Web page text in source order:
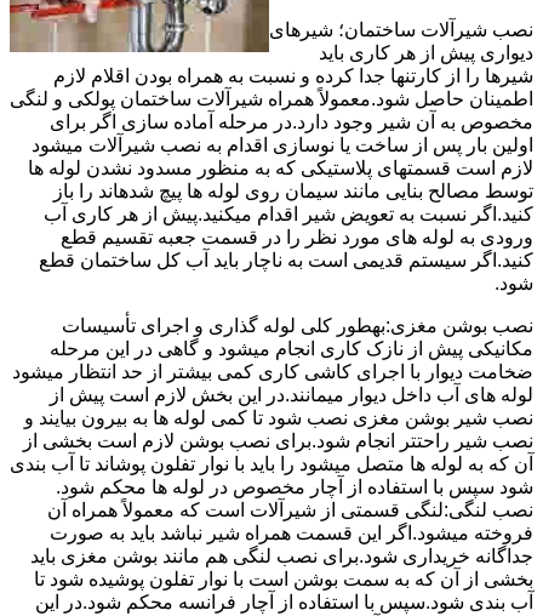
نصب شیرآلات ساختمان؛ شیرهای
دیواری پیش از هر کاری باید
شیرها را از کارتنها جدا کرده و نسبت به همراه بودن اقلام لازم
اطمینان حاصل شود.معمولاً همراه شیرآلات ساختمان پولکی و لنگی
مخصوص به آن شیر وجود دارد.در مرحله آماده سازی اگر برای
اولین بار پس از ساخت یا نوسازی اقدام به نصب شیرآلات میشود
لازم است قسمتهای پلاستیکی که به منظور مسدود نشدن لوله ها
توسط مصالح بنایی مانند سیمان روی لوله ها پیچ شدهاند را باز
کنید.اگر نسبت به تعویض شیر اقدام میکنید.پیش از هر کاری آب
ورودی به لوله های مورد نظر را در قسمت جعبه تقسیم قطع
کنید.اگر سیستم قدیمی است به ناچار باید آب کل ساختمان قطع
شود.
نصب بوشن مغزی:بهطور کلی لوله گذاری و اجرای تأسیسات
مکانیکی پیش از نازک کاری انجام میشود و گاهی در این مرحله
ضخامت دیوار با اجرای کاشی کاری کمی بیشتر از حد انتظار میشود
لوله های آب داخل دیوار میمانند.در این بخش لازم است پیش از
نصب شیر بوشن مغزی نصب شود تا کمی لوله ها به بیرون بیایند و
نصب شیر راحتتر انجام شود.برای نصب بوشن لازم است بخشی از
آن که به لوله ها متصل میشود را باید با نوار تفلون پوشاند تا آب بندی
شود سپس با استفاده از آچار مخصوص در لوله ها محکم شود.
نصب لنگی:لنگی قسمتی از شیرآلات است که معمولاً همراه آن
فروخته میشود.اگر این قسمت همراه شیر نباشد باید به صورت
جداگانه خریداری شود.برای نصب لنگی هم مانند بوشن مغزی باید
بخشی از آن که به سمت بوشن است با نوار تفلون پوشیده شود تا
آب بندی شود.سپس با استفاده از آچار فرانسه محکم شود.در این